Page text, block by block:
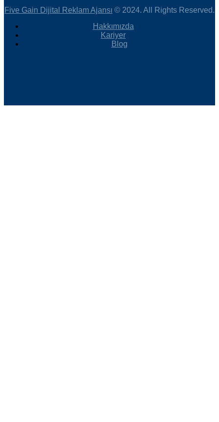
Five Gain Dijital Reklam Ajansı © 2024. All Rights Reserved.
Hakkımızda
Kariyer
Blog